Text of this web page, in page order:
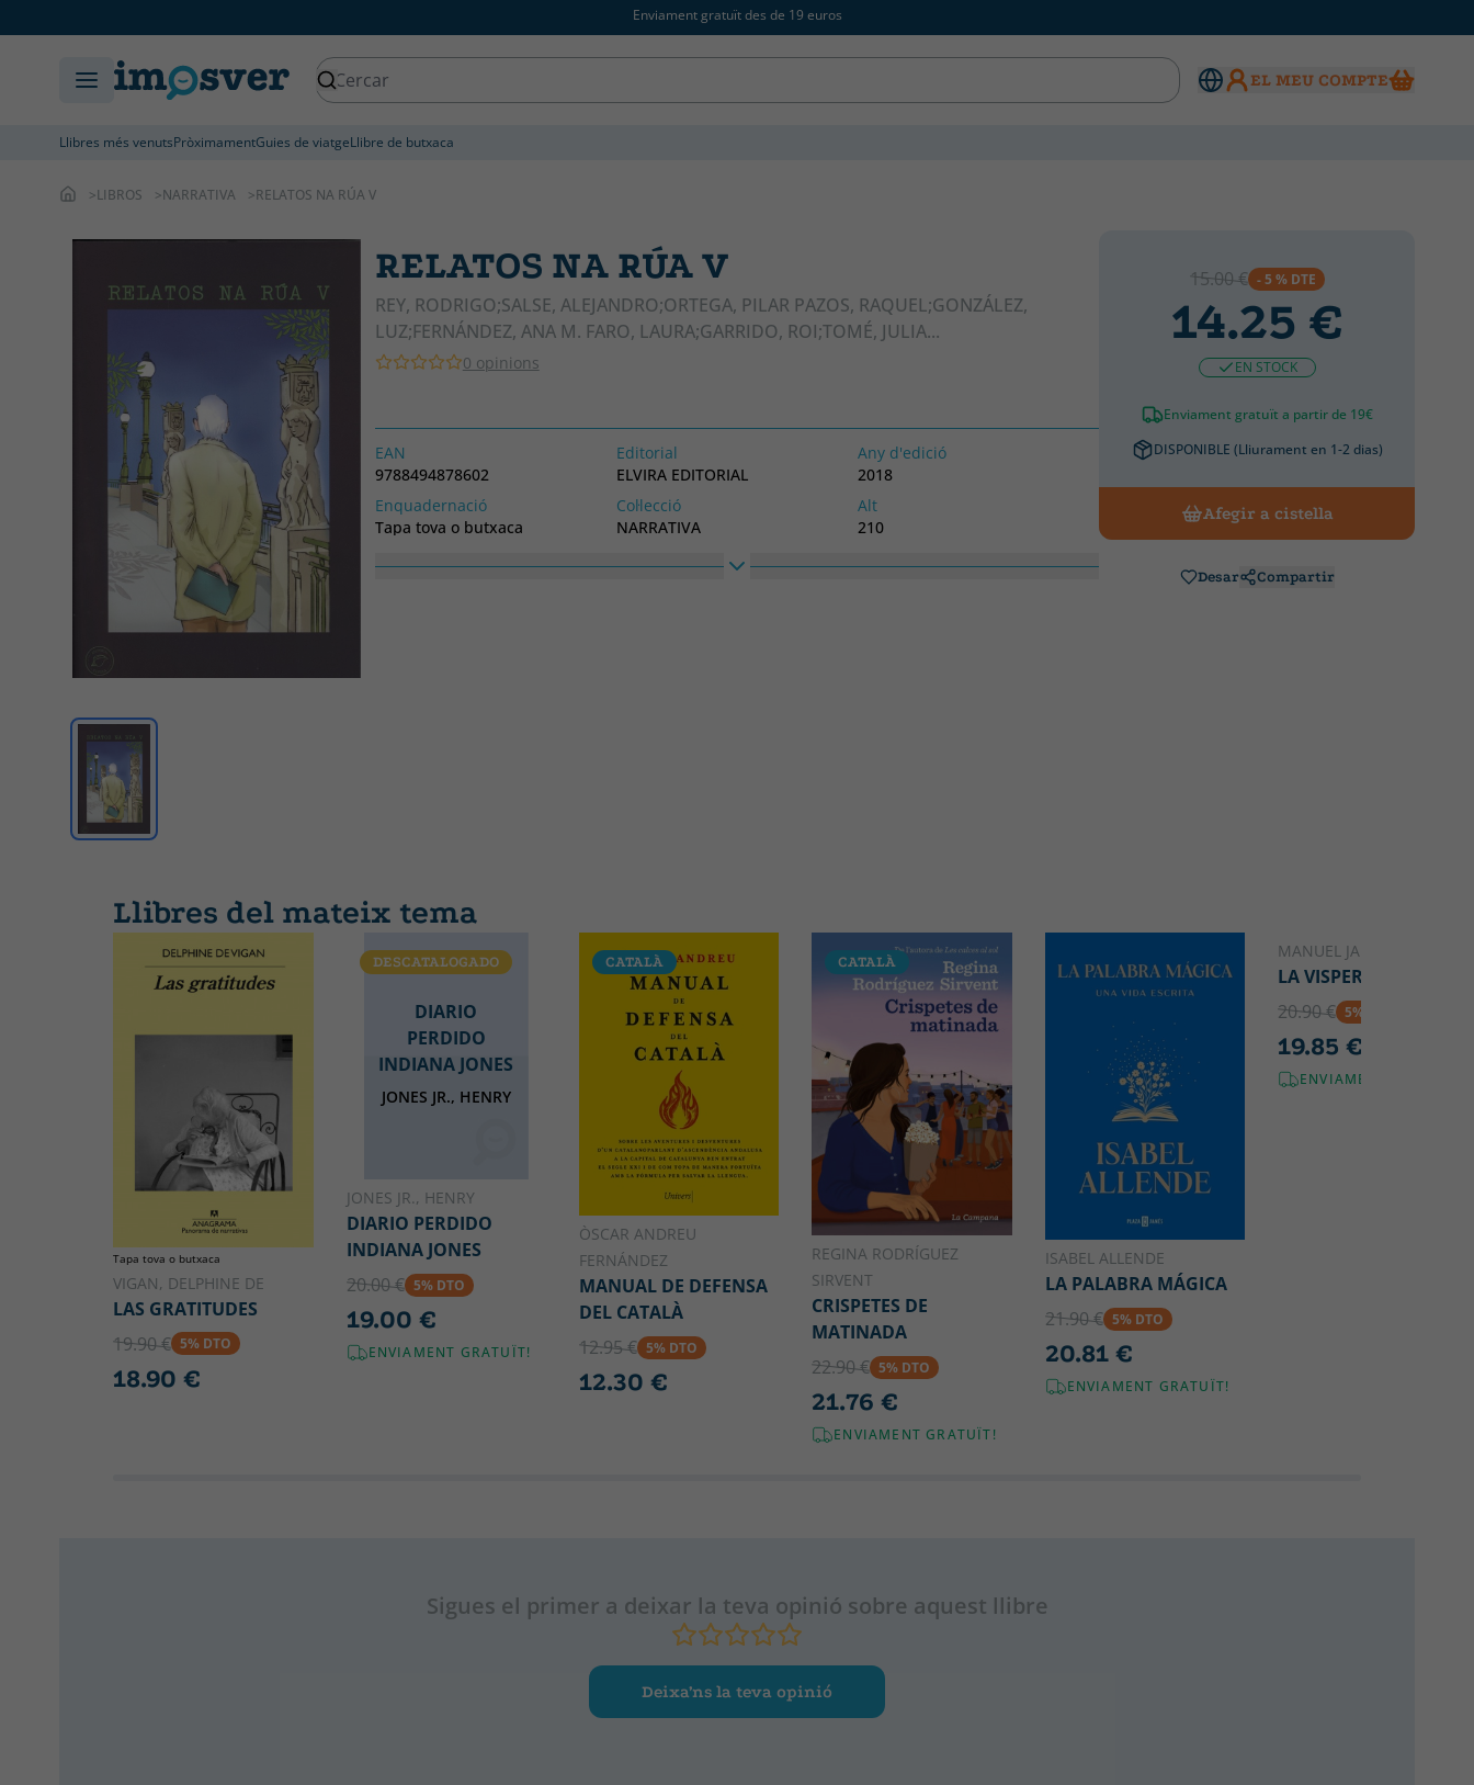
Enviament gratuït des de 19 euros
EL MEU COMPTE
Llibres més venutsPròximamentGuies de viatgeLlibre de butxaca
LIBROS NARRATIVA RELATOS NA RÚA V
RELATOS NA RÚA V
REY, RODRIGO;SALSE, ALEJANDRO;ORTEGA, PILAR PAZOS, RAQUEL;GONZÁLEZ,
LUZ;FERNÁNDEZ, ANA M. FARO, LAURA;GARRIDO, ROI;TOMÉ, JULIA...
0 opinions
EAN
9788494878602
Editorial
ELVIRA EDITORIAL
Any d'edició
2018
Enquadernació
Tapa tova o butxaca
Col·lecció
NARRATIVA
Alt
210
15.00 € - 5 % DTE
14.25 €
EN STOCK
Enviament gratuït a partir de 19€
DISPONIBLE (Lliurament en 1-2 dias)
Afegir a cistella
Desar Compartir
Llibres del mateix tema
Tapa tova o butxaca
VIGAN, DELPHINE DE
LAS GRATITUDES
19.90 € 5% DTO
18.90 €
DIARIO
PERDIDO
INDIANA JONES
JONES JR., HENRY
DESCATALOGADO
JONES JR., HENRY
DIARIO PERDIDO
INDIANA JONES
20.00 € 5% DTO
19.00 €
ENVIAMENT GRATUÏT!
CATALÀ
ÒSCAR ANDREU
FERNÁNDEZ
MANUAL DE DEFENSA
DEL CATALÀ
12.95 € 5% DTO
12.30 €
CATALÀ
REGINA RODRÍGUEZ
SIRVENT
CRISPETES DE
MATINADA
22.90 € 5% DTO
21.76 €
ENVIAMENT GRATUÏT!
ISABEL ALLENDE
LA PALABRA MÁGICA
21.90 € 5% DTO
20.81 €
ENVIAMENT GRATUÏT!
MANUEL JABOIS
LA VISPERA
20.90 € 5% DTO
19.85 €
ENVIAMENT GRATUÏT!
Sigues el primer a deixar la teva opinió sobre aquest llibre
Deixa’ns la teva opinió